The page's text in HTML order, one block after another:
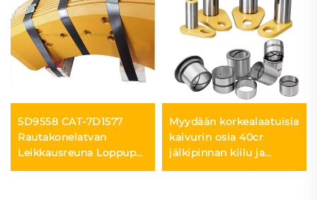
5D9558 CAT-7D1577
Rautakonelatvan
Leikkausreuna Loppupää
Raahimaisemalle ja
Myydään korkealaatuisia
kaivurin osia 40cr
jälkipinnan kiilu ja
rintama mini-kaivurin